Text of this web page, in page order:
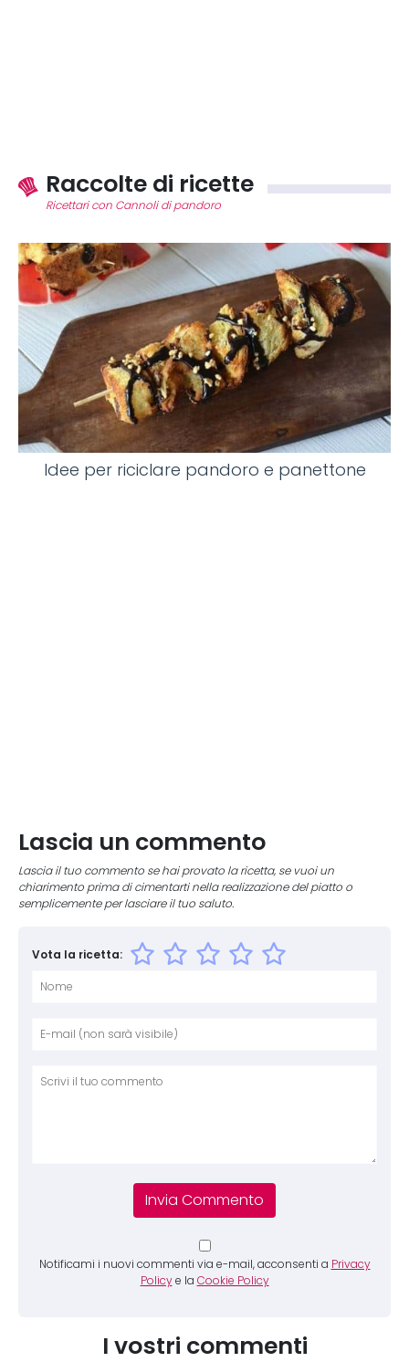
Raccolte di ricette
Ricettari con Cannoli di pandoro
Idee per riciclare pandoro e panettone
Lascia un commento
Lascia il tuo commento se hai provato la ricetta, se vuoi un
chiarimento prima di cimentarti nella realizzazione del piatto o
semplicemente per lasciare il tuo saluto.
Vota la ricetta:
Notificami i nuovi commenti via e-mail, acconsenti a Privacy
Policy e la Cookie Policy
I vostri commenti